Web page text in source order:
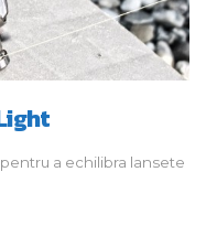
a echilibra lansete